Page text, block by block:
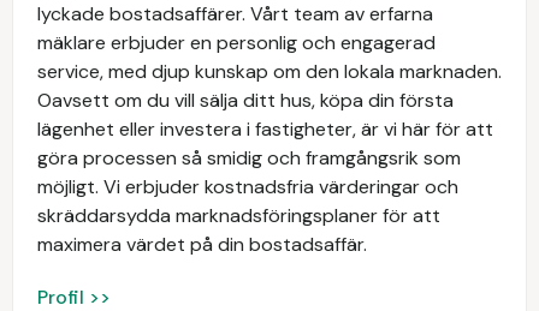
lyckade bostadsaffärer. Vårt team av erfarna
mäklare erbjuder en personlig och engagerad
service, med djup kunskap om den lokala marknaden.
Oavsett om du vill sälja ditt hus, köpa din första
lägenhet eller investera i fastigheter, är vi här för att
göra processen så smidig och framgångsrik som
möjligt. Vi erbjuder kostnadsfria värderingar och
skräddarsydda marknadsföringsplaner för att
maximera värdet på din bostadsaffär.
Profil >>